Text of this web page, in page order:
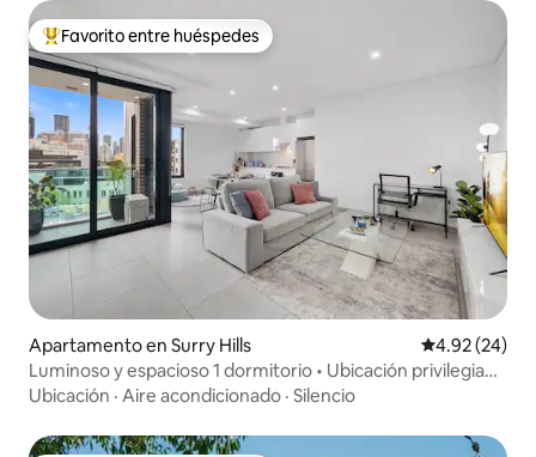
Favorito entre huéspedes preferido
Favorito entre huéspedes
Apartamento en Surry Hills Calificación
4.92 (24)
Luminoso y espacioso 1 dormitorio • Ubicación privilegiada
y comodidad
Ubicación · Aire acondicionado · Silencio